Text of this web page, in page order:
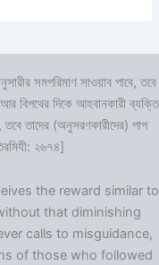
সমপরিমাণ সাওয়াব পাবে, তবে
বিপথের দিকে আহবানকারী ব্যক্তি
তবে তাদের (অনুসরণকারীদের) পাপ
২৬৭৪]
the reward similar to
that diminishing
calls to misguidance,
of those who followed